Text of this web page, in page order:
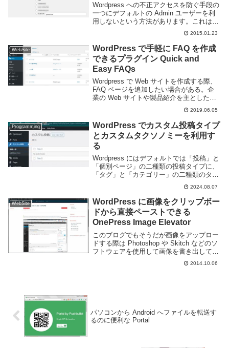
Wordpress への不正アクセスを防ぐ手段の
一つにデフォルトの Admin ユーザーを利
用しないという方法があります。これはユ
ーザー名 Admin でパスワードだけ変更し
てアクセスしてくる人を弾くのには有効で
すが、標準では各ログインユー...
2015.01.23
WebSite
WordPress で手軽に FAQ を作成
できるプラグイン Quick and
Easy FAQs
Wordpress で Web サイトを作成する際、
FAQ ページを追加したい場合がある。企
業の Web サイトや製品紹介を主としたペ
ージなどであれば FAQ ページを用意して
おけば顧客の疑問に答えることができて便
利だろう。投稿やページな...
2019.06.05
Programming
WordPress でカスタム投稿タイプ
とカスタムタクソノミーを利用す
る
Wordpress にはデフォルトでは「投稿」と
「個別ページ」の二種類の投稿タイプに、
「タグ」と「カテゴリー」の二種類のタク
ソノミーが用意されている。通常のブログ
ではこれだけあれば十分だと思うが、より
複雑な Web サイトを構築するのであれ...
2024.08.07
WebSite
WordPress に画像をクリップボー
ドから直接ペーストできる
OnePress Image Elevator
このブログでもそうだが画像をアップロー
ドする際は Photoshop や Skitch などのソ
フトウェアを使用して画像を書き出して使
用する場合が多い。この作業は慣れればそ
れなりにスムーズに進むけど面倒臭い事に
2014.10.06
パソコンから Android へファイルを転送す
るのに便利な Portal